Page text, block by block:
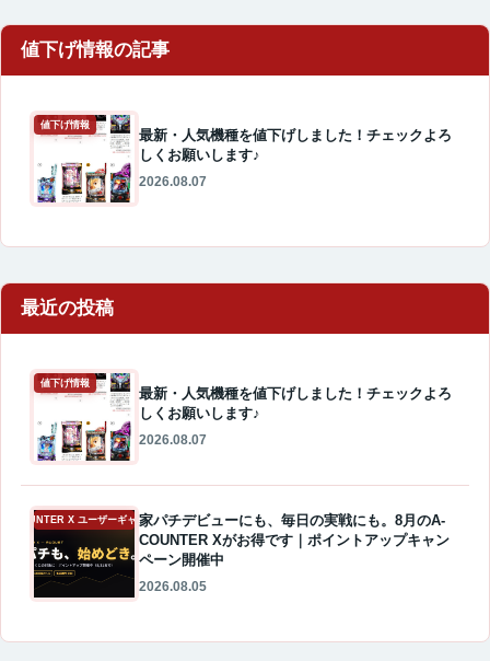
値下げ情報
最新・人気機種を値下げしました！チェックよろ
しくお願いします♪
2026.08.07
最近の投稿
値下げ情報
最新・人気機種を値下げしました！チェックよろ
しくお願いします♪
2026.08.07
A-COUNTER X ユーザーギャラリー家パチデビューにも、毎日の実戦にも。8月のA-
COUNTER Xがお得です｜ポイントアップキャン
ペーン開催中
2026.08.05